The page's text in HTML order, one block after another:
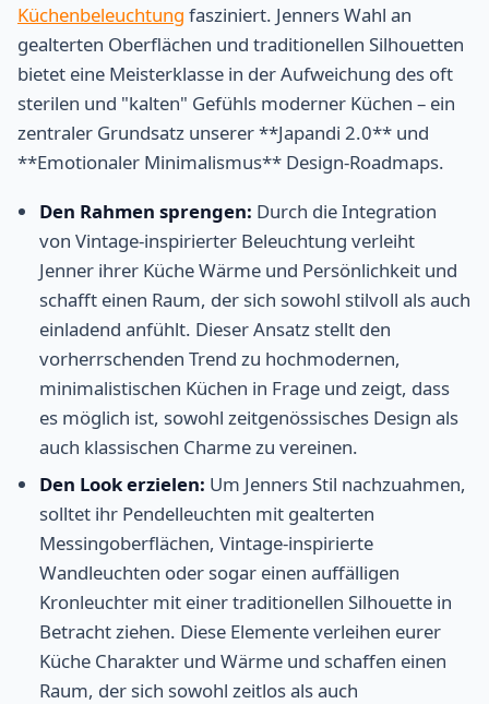
Küchenbeleuchtung fasziniert. Jenners Wahl an
gealterten Oberflächen und traditionellen Silhouetten
bietet eine Meisterklasse in der Aufweichung des oft
sterilen und "kalten" Gefühls moderner Küchen – ein
zentraler Grundsatz unserer **Japandi 2.0** und
**Emotionaler Minimalismus** Design-Roadmaps.
Den Rahmen sprengen: Durch die Integration
von Vintage-inspirierter Beleuchtung verleiht
Jenner ihrer Küche Wärme und Persönlichkeit und
schafft einen Raum, der sich sowohl stilvoll als auch
einladend anfühlt. Dieser Ansatz stellt den
vorherrschenden Trend zu hochmodernen,
minimalistischen Küchen in Frage und zeigt, dass
es möglich ist, sowohl zeitgenössisches Design als
auch klassischen Charme zu vereinen.
Den Look erzielen: Um Jenners Stil nachzuahmen,
solltet ihr Pendelleuchten mit gealterten
Messingoberflächen, Vintage-inspirierte
Wandleuchten oder sogar einen auffälligen
Kronleuchter mit einer traditionellen Silhouette in
Betracht ziehen. Diese Elemente verleihen eurer
Küche Charakter und Wärme und schaffen einen
Raum, der sich sowohl zeitlos als auch